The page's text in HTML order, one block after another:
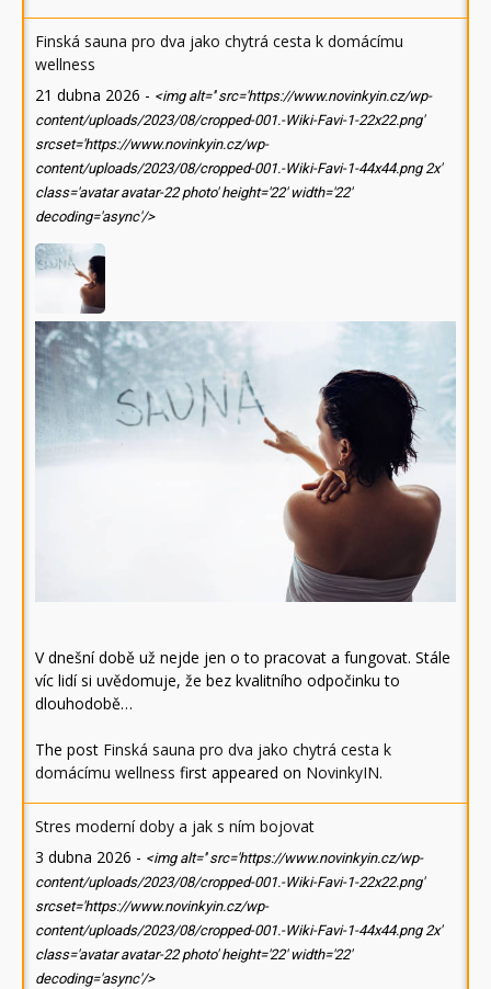
Finská sauna pro dva jako chytrá cesta k domácímu
wellness
21 dubna 2026 - <img alt='' src='https://www.novinkyin.cz/wp-
content/uploads/2023/08/cropped-001.-Wiki-Favi-1-22x22.png'
srcset='https://www.novinkyin.cz/wp-
content/uploads/2023/08/cropped-001.-Wiki-Favi-1-44x44.png 2x'
class='avatar avatar-22 photo' height='22' width='22'
decoding='async'/>
V dnešní době už nejde jen o to pracovat a fungovat. Stále
víc lidí si uvědomuje, že bez kvalitního odpočinku to
dlouhodobě…
The post Finská sauna pro dva jako chytrá cesta k
domácímu wellness first appeared on NovinkyIN.
Stres moderní doby a jak s ním bojovat
3 dubna 2026 - <img alt='' src='https://www.novinkyin.cz/wp-
content/uploads/2023/08/cropped-001.-Wiki-Favi-1-22x22.png'
srcset='https://www.novinkyin.cz/wp-
content/uploads/2023/08/cropped-001.-Wiki-Favi-1-44x44.png 2x'
class='avatar avatar-22 photo' height='22' width='22'
decoding='async'/>